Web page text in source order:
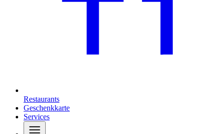
Restaurants
Geschenkkarte
Services